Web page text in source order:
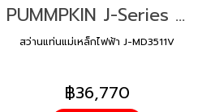
PUMMPKIN J-Series สว่านแท่นแม่เหล็กไฟฟ้า J-MD3511V (50187)
สว่านแท่นแม่เหล็กไฟฟ้า J-MD3511V
฿36,770